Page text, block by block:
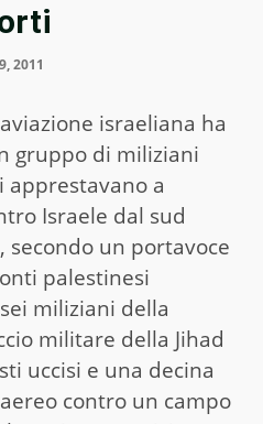
2011
israeliana ha
gruppo di miliziani
apprestavano a
Israele dal sud
secondo un portavoce
palestinesi
miliziani della
militare della Jihad
uccisi e una decina
contro un campo